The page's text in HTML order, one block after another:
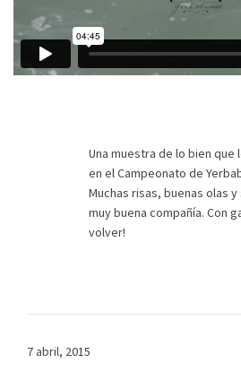
Una muestra de lo bien que
en el Campeonato de
Muchas risas, buenas olas
muy buena compañía. Con
volver!
7 abril, 2015